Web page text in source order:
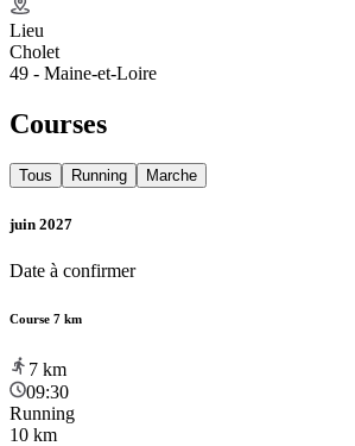
Lieu
Cholet
49 - Maine-et-Loire
Courses
Tous Running Marche
juin 2027
Date à confirmer
Course 7 km
7 km
09:30
Running
10 km